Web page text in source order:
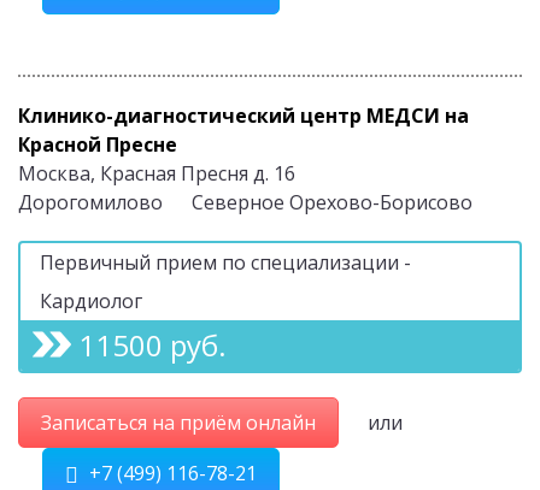
Клинико-диагностический центр МЕДСИ на
Красной Пресне
Москва, Красная Пресня д. 16
Дорогомилово
Северное Орехово-Борисово
Первичный прием по специализации -
Кардиолог
11500 руб.
Записаться на приём онлайн
или
+7 (499) 116-78-21